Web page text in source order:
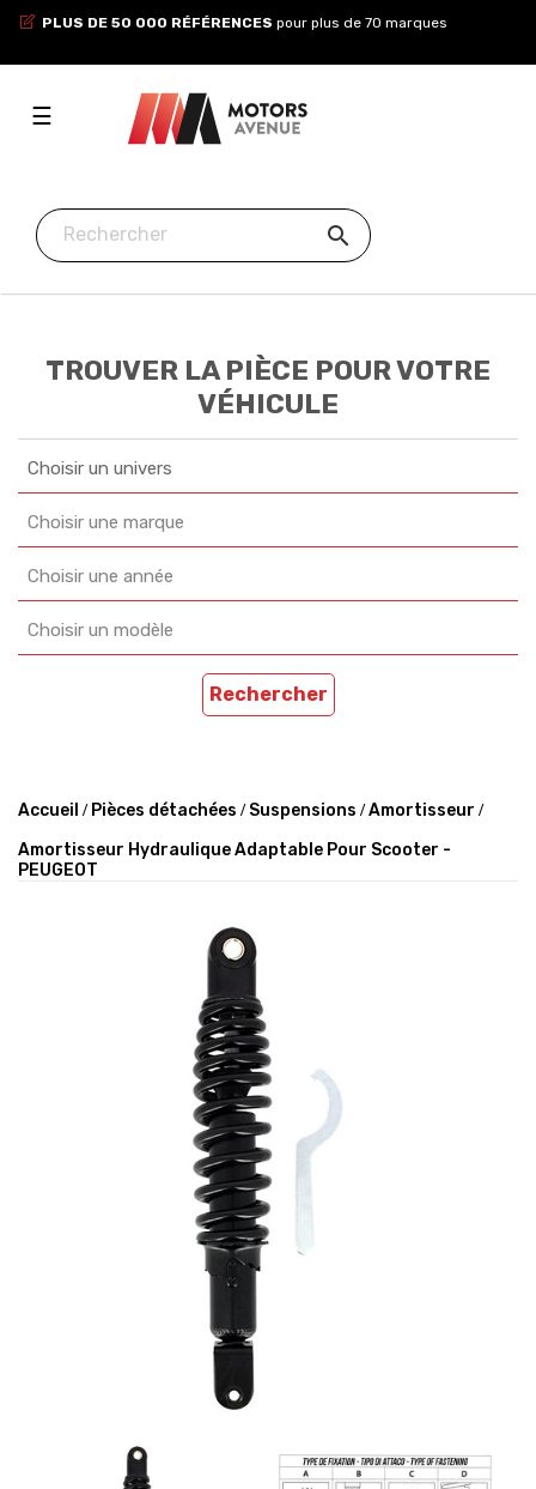
PLUS DE 50 000 RÉFÉRENCES pour plus de 70 marques
Toggle
navigation
☰

TROUVER LA PIÈCE POUR VOTRE
VÉHICULE
Choisir un univers
Choisir une marque
Choisir une année
Choisir un modèle
Rechercher
Accueil Pièces détachées Suspensions
Amortisseur
Amortisseur Hydraulique Adaptable Pour Scooter -
PEUGEOT